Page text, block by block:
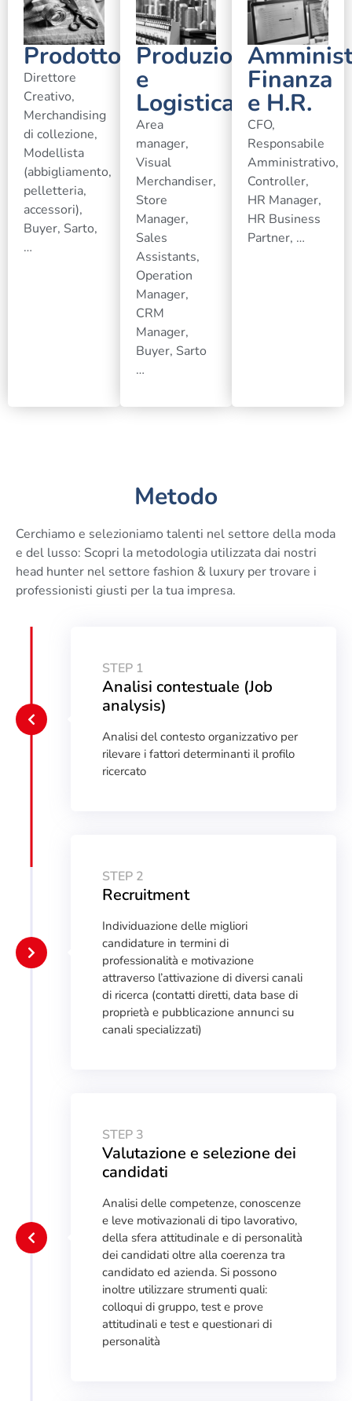
Prodotto
Direttore
Creativo,
Merchandising
di collezione,
Modellista
(abbigliamento,
pelletteria,
accessori),
Buyer, Sarto,
…
Produzione
e
Logistica
Area
manager,
Visual
Merchandiser,
Store
Manager,
Sales
Assistants,
Operation
Manager,
CRM
Manager,
Buyer, Sarto
…
Finanza
e H.R.
CFO,
Responsabile
Amministrativo,
Controller,
HR Manager,
HR Business
Partner, …
Metodo
Cerchiamo e selezioniamo talenti nel settore della moda
e del lusso: Scopri la metodologia utilizzata dai nostri
head hunter nel settore fashion & luxury per trovare i
professionisti giusti per la tua impresa.
STEP 1
Analisi contestuale (Job
analysis)
Analisi del contesto organizzativo per
rilevare i fattori determinanti il profilo
ricercato
STEP 2
Recruitment
Individuazione delle migliori
candidature in termini di
professionalità e motivazione
attraverso l’attivazione di diversi canali
di ricerca (contatti diretti, data base di
proprietà e pubblicazione annunci su
canali specializzati)
STEP 3
Valutazione e selezione dei
candidati
Analisi delle competenze, conoscenze
e leve motivazionali di tipo lavorativo,
della sfera attitudinale e di personalità
dei candidati oltre alla coerenza tra
candidato ed azienda. Si possono
inoltre utilizzare strumenti quali:
colloqui di gruppo, test e prove
attitudinali e test e questionari di
personalità